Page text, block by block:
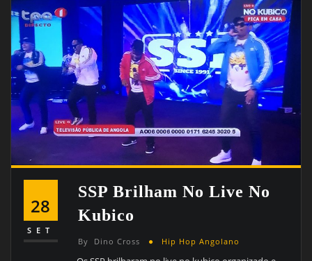
28
SET
SSP Brilham No Live No
Kubico
By Dino Cross Hip Hop Angolano